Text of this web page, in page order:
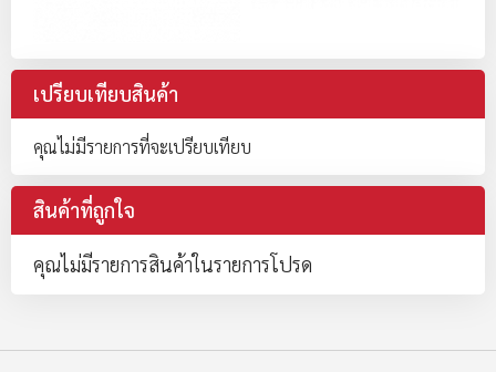
เปรียบเทียบสินค้า
คุณไม่มีรายการที่จะเปรียบเทียบ
สินค้าที่ถูกใจ
คุณไม่มีรายการสินค้าในรายการโปรด